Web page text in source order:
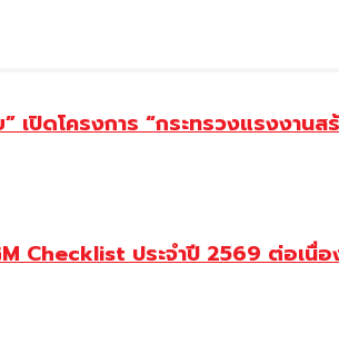
ปิดโครงการ “กระทรวงแรงงานส
Checklist ประจำปี 2569 ต่อเนื่